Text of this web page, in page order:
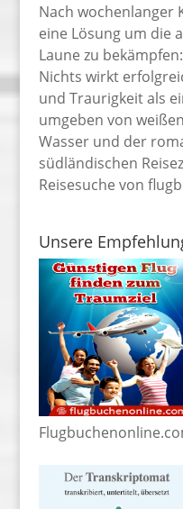
Nach wochenlanger
eine Lösung um die
Laune zu
Nichts wirkt
und Traurigkeit als
umgeben von
Wasser und der
südländischen
Reisesuche von
Unsere